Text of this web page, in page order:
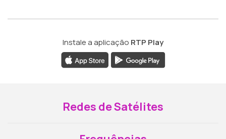
Instale a aplicação RTP Play
Redes de Satélites